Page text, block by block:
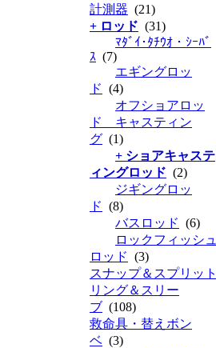
計測器 (21)
+ ロッド (31)
ﾏﾀﾞｲ･ﾀﾁｳｵ・ｼｰﾊﾞ
ｽ (7)
エギングロッ
ド (4)
オフショアロッ
ド キャスティン
グ (1)
+ ショアキャステ
ィングロッド (2)
ジギングロッ
ド (8)
バスロッド (6)
ロックフィッシュ
ロッド (3)
スナップ＆スプリット
リング＆スリー
ブ (108)
救命具・替えボン
ベ (3)